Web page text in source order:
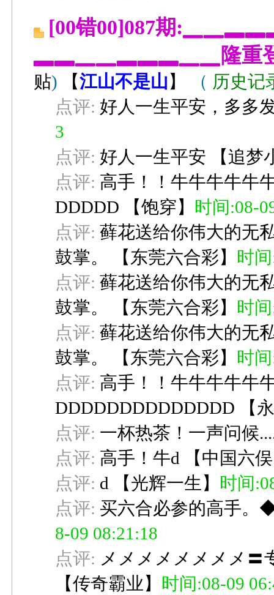
[00错00]087期
▂▂▁▁▂▂▂▁▁隆重登场
贴) 【江山不是山 】 （ 历史记
点评: 好人一生平安，多多
3
点评: 好人一生平安 【追梦
点评: 高手！！牛牛牛牛牛
DDDDD
【饱穿】 时间:08-
点评: 藓花送给你伟大的无
鼓掌。
【 东莞六合彩】 时
点评: 藓花送给你伟大的无
鼓掌。
【 东莞六合彩】 时
点评: 藓花送给你伟大的无
鼓掌。
【 东莞六合彩】 时
点评: 高手！！牛牛牛牛牛
DDDDDDDDDDDDDD
【
点评: 一杯热茶！一声问候
点评: 高手！牛d 【中国六俣
点评: d 【光辉一生 】 时间
点评: 买六合必参的高手
8-09 08:21:18
点评: メメメメメメメメ〓
【传奇霸业 】 时间:08-09